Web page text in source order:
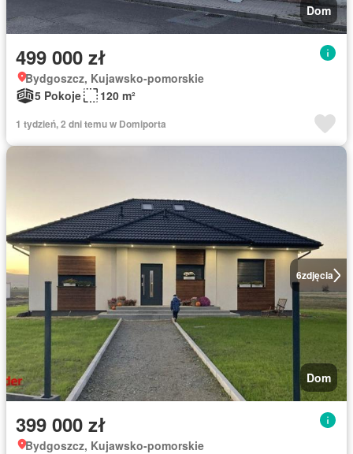
Dom
499 000 zł
Bydgoszcz, Kujawsko-pomorskie
5 Pokoje
120 m²
1 tydzień, 2 dni temu w Domiporta
6zdjęcia
Dom
399 000 zł
Bydgoszcz, Kujawsko-pomorskie